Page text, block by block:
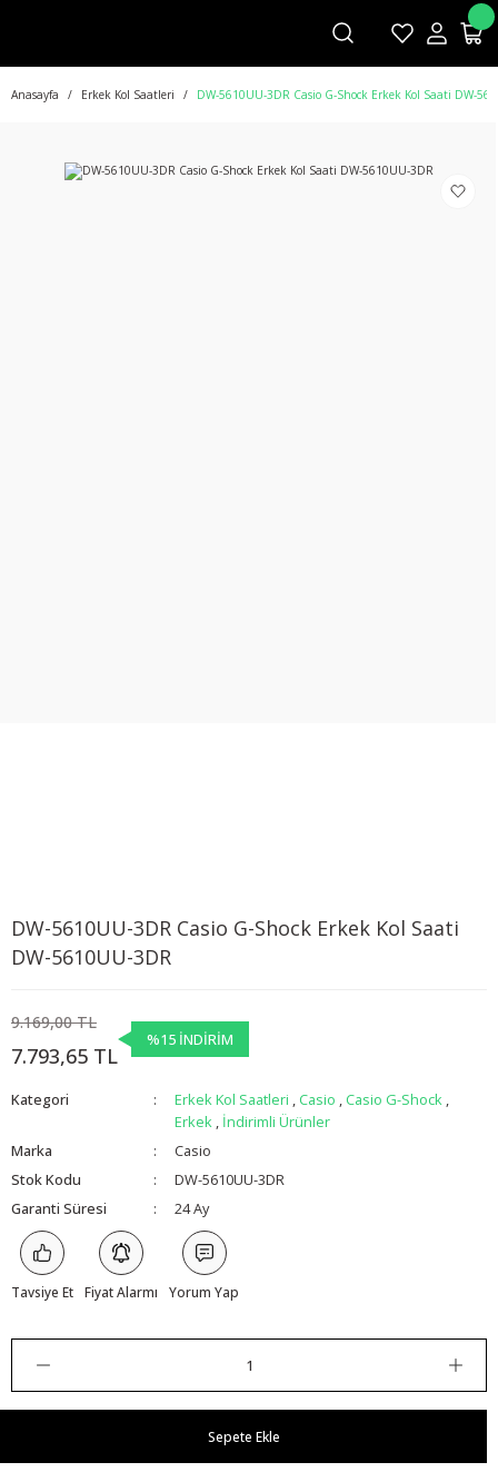
Anasayfa Erkek Kol Saatleri DW-5610UU-3DR Casio G-Shock Erkek Kol Saati DW-
DW-5610UU-3DR Casio G-Shock Erkek Kol Saati
DW-5610UU-3DR
9.169,00 TL
7.793,65 TL
%15 İNDİRİM
Kategori Erkek Kol Saatleri , Casio , Casio G-Shock ,
Erkek , İndirimli Ürünler
Marka
Casio
Stok Kodu
DW-5610UU-3DR
Garanti Süresi
24 Ay
Tavsiye Et Fiyat Alarmı Yorum Yap
Sepete Ekle